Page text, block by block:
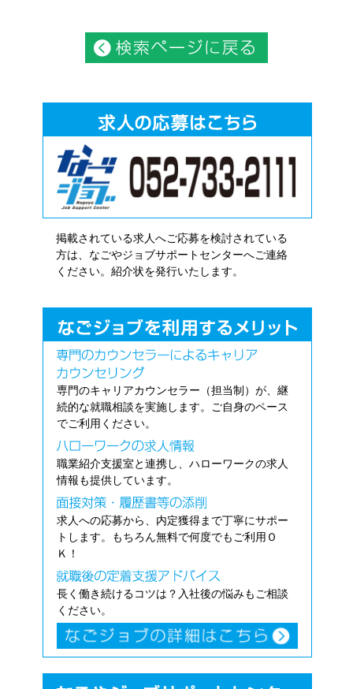
掲載されている求人へご応募を検討されている
方は、なごやジョブサポートセンターへご連絡
ください。紹介状を発行いたします。
専門のキャリアカウンセラー（担当制）が、継
続的な就職相談を実施します。ご自身のペース
でご利用ください。
職業紹介支援室と連携し、ハローワークの求人
情報も提供しています。
求人への応募から、内定獲得まで丁寧にサポー
トします。もちろん無料で何度でもご利用Ｏ
Ｋ！
長く働き続けるコツは？入社後の悩みもご相談
ください。